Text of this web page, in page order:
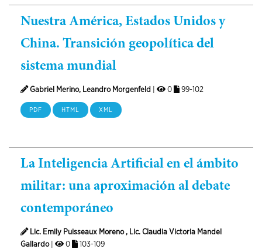
Nuestra América, Estados Unidos y
China. Transición geopolítica del
sistema mundial
Gabriel Merino, Leandro Morgenfeld 0 99-102
PDF HTML XML
La Inteligencia Artificial en el ámbito
militar: una aproximación al debate
contemporáneo
Lic. Emily Puisseaux Moreno , Lic. Claudia Victoria Mandel
Gallardo
0 103-109